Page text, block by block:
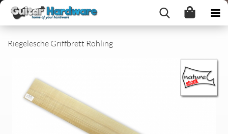
Riegelesche Griffbrett Rohling